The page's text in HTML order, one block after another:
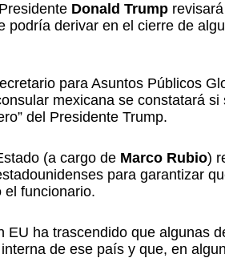
Donald Trump
podría derivar en el cierre de
para Asuntos Públicos
mexicana se constatará
del Presidente Trump.
(a cargo de Marco Rubio)
para garantizar
el funcionario.
EU ha trascendido que algunas
de ese país y que, en